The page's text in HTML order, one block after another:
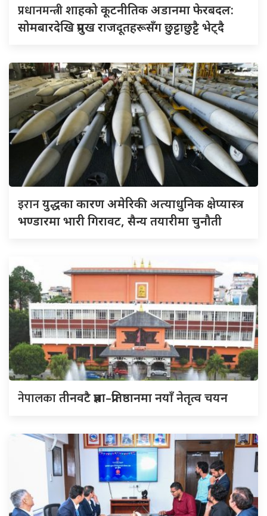
प्रधानमन्त्रीशाहको कूटनीतिक अडानमा फेरबदल:
सोमबारदेखि प्रमुख राजदूतहरूसँग छुट्टाछुट्टै भेट्दै
इरानयुद्धका कारण अमेरिकी अत्याधुनिक क्षेप्यास्त्र
भण्डारमा भारी गिरावट, सैन्य तयारीमा चुनौती
नेपालकातीनवटै प्रज्ञा–प्रतिष्ठानमा नयाँ नेतृत्व चयन